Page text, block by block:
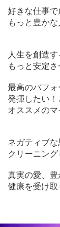
好きな仕事で
もっと豊か
人生を創造
もっと安定さ
最高のパフ
発揮したい！
オススメのマ
ネガティブな
クリーニング
真実の愛、豊
健康を受け取